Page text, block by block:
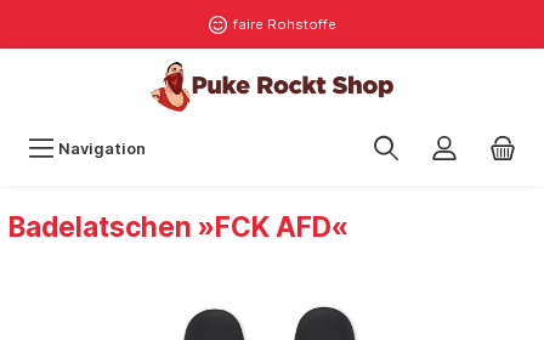
faire Rohstoffe
Navigation
Badelatschen »FCK AFD«